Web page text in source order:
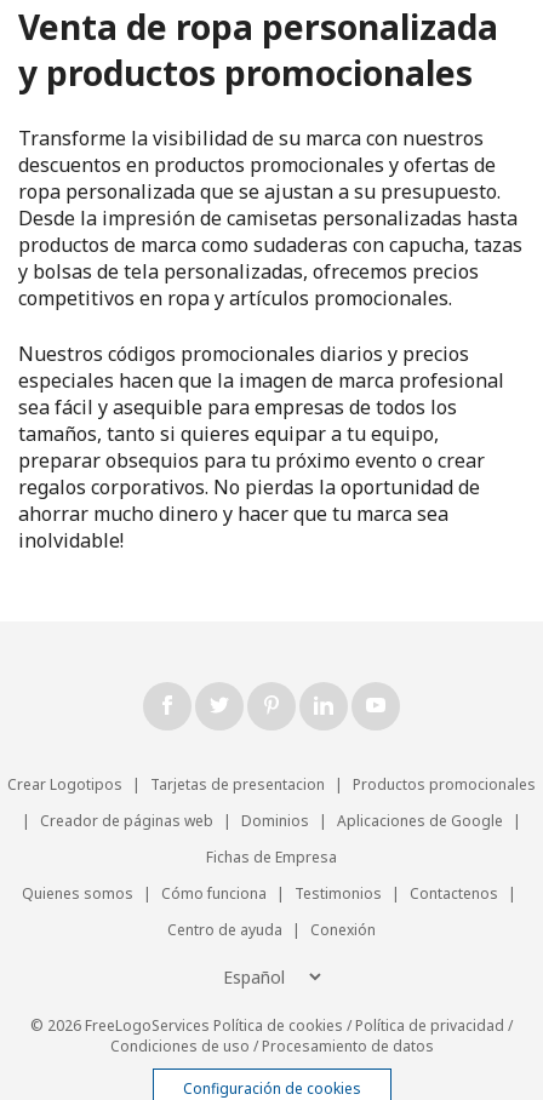
Venta de ropa personalizada
y productos promocionales
Transforme la visibilidad de su marca con nuestros
descuentos en productos promocionales y ofertas de
ropa personalizada que se ajustan a su presupuesto.
Desde la impresión de camisetas personalizadas hasta
productos de marca como sudaderas con capucha, tazas
y bolsas de tela personalizadas, ofrecemos precios
competitivos en ropa y artículos promocionales.
Nuestros códigos promocionales diarios y precios
especiales hacen que la imagen de marca profesional
sea fácil y asequible para empresas de todos los
tamaños, tanto si quieres equipar a tu equipo,
preparar obsequios para tu próximo evento o crear
regalos corporativos. No pierdas la oportunidad de
ahorrar mucho dinero y hacer que tu marca sea
inolvidable!
Crear Logotipos | Tarjetas de presentacion |
Productos promocionales
|
Creador de páginas web | Dominios | Aplicaciones de Google
|
Fichas de Empresa
Quienes somos
| Cómo funciona | Testimonios | Contactenos
|
Centro de ayuda
| Conexión
© 2026 FreeLogoServices Política de cookies /Política de privacidad /
Condiciones de uso /Procesamiento de datos
Configuración de cookies